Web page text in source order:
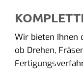
Wir bieten Ihnen
ob Drehen,